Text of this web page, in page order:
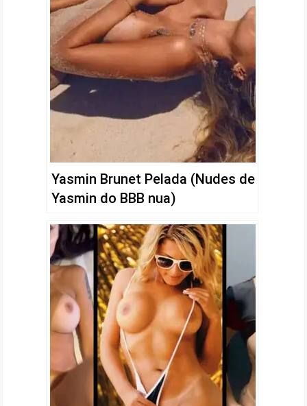
Yasmin Brunet Pelada (Nudes de
Yasmin do BBB nua)